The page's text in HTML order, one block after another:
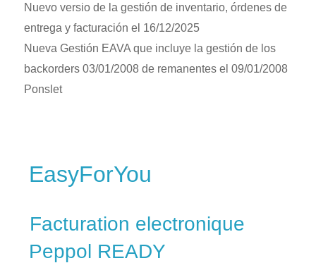
Nuevo versio de la gestión de inventario, órdenes de
entrega y facturación el 16/12/2025
Nueva Gestión EAVA que incluye la gestión de los
backorders 03/01/2008 de remanentes el 09/01/2008
Ponslet
EasyForYou
Facturation electronique
Peppol READY